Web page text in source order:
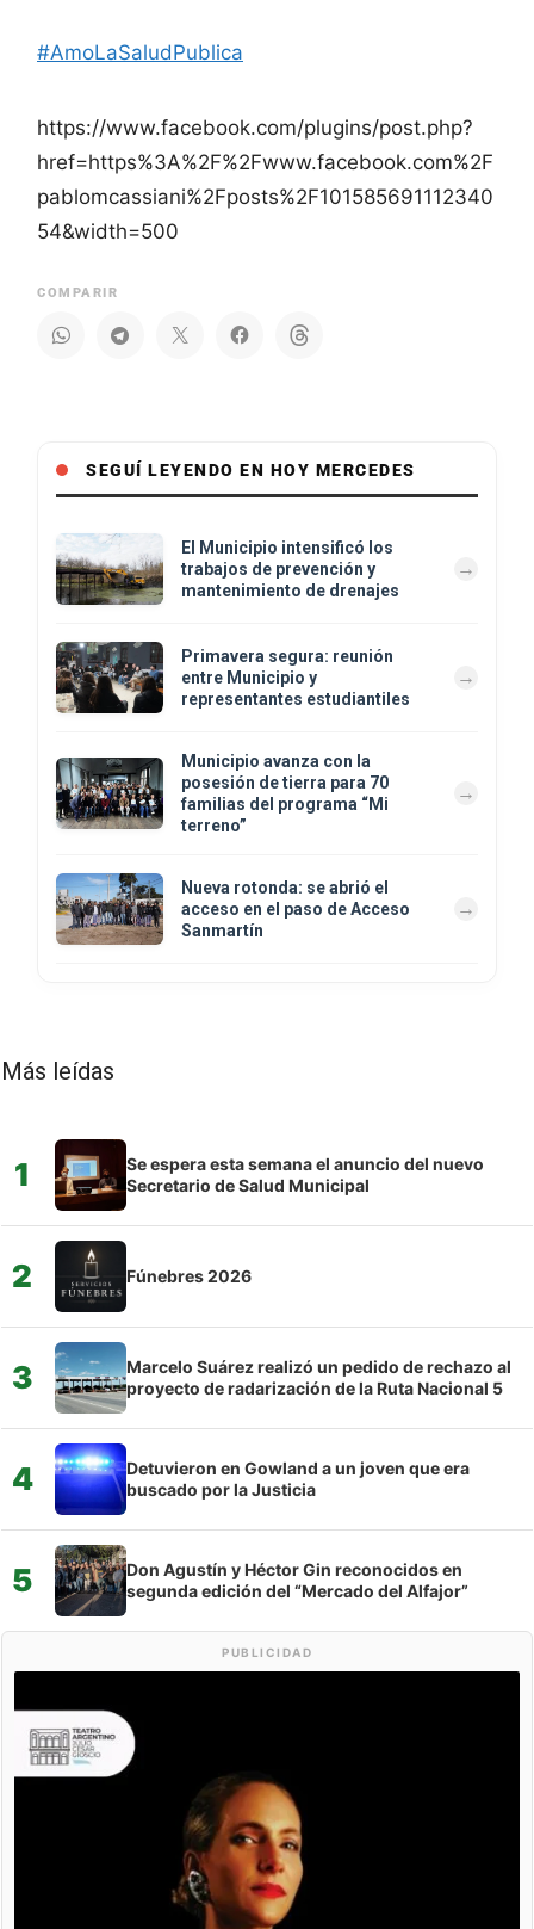
#AmoLaSaludPublica
https://www.facebook.com/plugins/post.php?
href=https%3A%2F%2Fwww.facebook.com%2F
pablomcassiani%2Fposts%2F101585691112340
54&width=500
COMPARIR
SEGUÍ LEYENDO EN HOY MERCEDES
El Municipio intensificó los
trabajos de prevención y
mantenimiento de drenajes
Primavera segura: reunión
entre Municipio y
representantes estudiantiles
Municipio avanza con la
posesión de tierra para 70
familias del programa “Mi
terreno”
Nueva rotonda: se abrió el
acceso en el paso de Acceso
Sanmartín
Más leídas
1
Se espera esta semana el anuncio del nuevo
Secretario de Salud Municipal
2 Fúnebres 2026
3
Marcelo Suárez realizó un pedido de rechazo al
proyecto de radarización de la Ruta Nacional 5
4
Detuvieron en Gowland a un joven que era
buscado por la Justicia
5
Don Agustín y Héctor Gin reconocidos en
segunda edición del “Mercado del Alfajor”
PUBLICIDAD